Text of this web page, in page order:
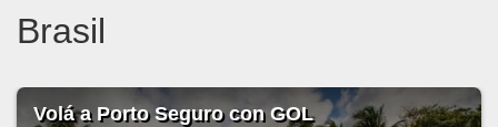
Brasil
Volá a Porto Seguro con GOL